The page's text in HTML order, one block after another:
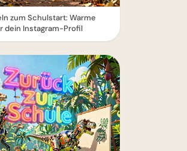
zum Schulstart: Warme
dein Instagram-Profil